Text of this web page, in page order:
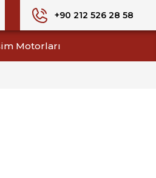
+90 212 526 28 58
Motorları